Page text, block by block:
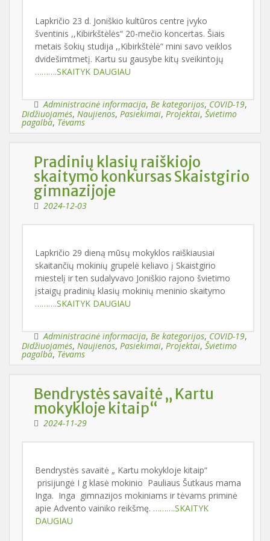
Lapkričio 23 d. Joniškio kultūros centre įvyko
šventinis ,,Kibirkštėlės“ 20-mečio koncertas. Šiais
metais šokių studija ,,Kibirkštėlė“ mini savo veiklos
dvidešimtmetį. Kartu su gausybe kitų sveikintojų
……….SKAITYK DAUGIAU
Administracinė informacija, Be kategorijos, COVID-19,
Didžiuojamės, Naujienos, Pasiekimai, Projektai, Švietimo
pagalba, Tėvams
Pradinių klasių raiškiojo
skaitymo konkursas Skaistgirio
gimnazijoje
2024-12-03
Lapkričio 29 dieną mūsų mokyklos raiškiausiai
skaitančių mokinių grupelė keliavo į Skaistgirio
miestelį ir ten sudalyvavo Joniškio rajono švietimo
įstaigų pradinių klasių mokinių meninio skaitymo
……….SKAITYK DAUGIAU
Administracinė informacija, Be kategorijos, COVID-19,
Didžiuojamės, Naujienos, Pasiekimai, Projektai, Švietimo
pagalba, Tėvams
Bendrystės savaitė „ Kartu
mokykloje kitaip“
2024-11-29
Bendrystės savaitė „ Kartu mokykloje kitaip“
prisijungė I g klasė mokinio Pauliaus Šutkaus mama
Inga. Inga gimnazijos mokiniams ir tėvams priminė
apie Advento vainiko reikšmę. ……….SKAITYK
DAUGIAU